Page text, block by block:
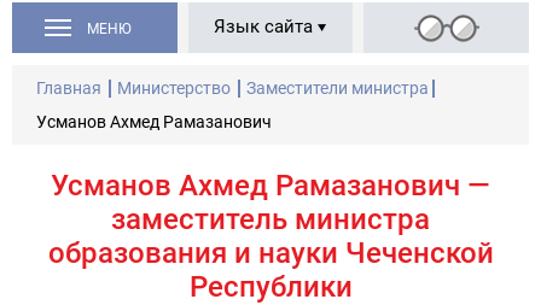
МЕНЮ Язык сайта
Главная Министерство
Заместители министра
Усманов Ахмед Рамазанович
Усманов Ахмед Рамазанович —
заместитель министра
образования и науки Чеченской
Республики